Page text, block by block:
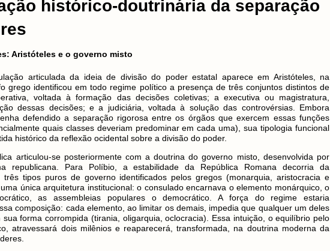
histórico-doutrinária da separação
Aristóteles e o governo misto
articulada da ideia de divisão do poder estatal aparece em Aristóteles, na
grego identificou em todo regime político a presença de três conjuntos distintos de
voltada à formação das decisões coletivas; a executiva ou magistratura,
dessas decisões; e a judiciária, voltada à solução das controvérsias. Embora
defendido a separação rigorosa entre os órgãos que exercem essas funções
quais classes deveriam predominar em cada uma), sua tipologia funcional
histórico da reflexão ocidental sobre a divisão do poder.
articulou-se posteriormente com a doutrina do governo misto, desenvolvida por
republicana. Para Políbio, a estabilidade da República Romana decorria da
três tipos puros de governo identificados pelos gregos (monarquia, aristocracia e
única arquitetura institucional: o consulado encarnava o elemento monárquico, o
as assembleias populares o democrático. A força do regime estaria
composição: cada elemento, ao limitar os demais, impedia que qualquer um deles
sua forma corrompida (tirania, oligarquia, oclocracia). Essa intuição, o equilíbrio pelo
atravessará dois milênios e reaparecerá, transformada, na doutrina moderna da